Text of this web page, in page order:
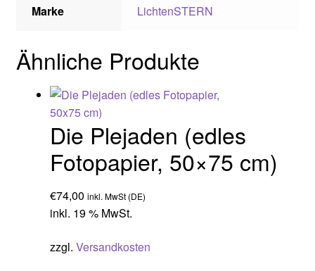
Marke LichtenSTERN
Ähnliche Produkte
Die Plejaden (edles
Fotopapier, 50×75 cm)
€74,00 inkl. MwSt (DE)
inkl. 19 % MwSt.
zzgl. Versandkosten